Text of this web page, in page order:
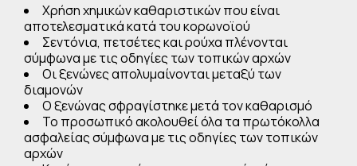
Χρήση χημικών καθαριστικών που είναι
αποτελεσματικά κατά του κορωνοϊού
Σεντόνια, πετσέτες και ρούχα πλένονται
σύμφωνα με τις οδηγίες των τοπικών αρχών
Οι ξενώνες απολυμαίνονται μεταξύ των
διαμονών
Ο ξενώνας σφραγίστηκε μετά τον καθαρισμό
Το προσωπικό ακολουθεί όλα τα πρωτόκολλα
ασφαλείας σύμφωνα με τις οδηγίες των τοπικών
αρχών